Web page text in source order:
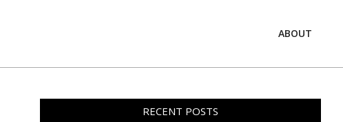
ABOUT
RECENT POSTS